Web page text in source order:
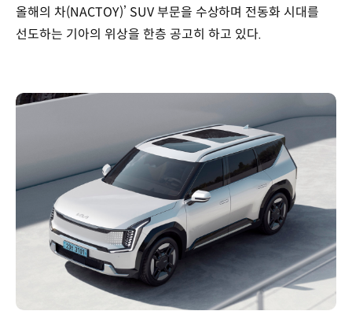
올해의 차(NACTOY)’ SUV 부문을 수상하며 전동화 시대를
선도하는 기아의 위상을 한층 공고히 하고 있다.